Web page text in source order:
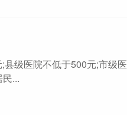
级医院不低于500元;市级
...